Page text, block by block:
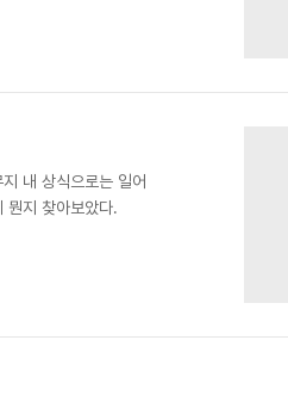
내 상식으로는 일어
뭔지 찾아보았다.
만, 내가 이해한 내용